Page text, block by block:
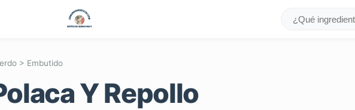
> Embutido
Y Repollo